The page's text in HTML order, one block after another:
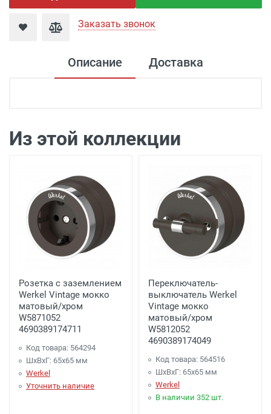
Заказать звонок
Описание Доставка
подъезда)
Доставка г. Калуга 100 рублей (самовывоз
Минимальная партия покупки
Минимальный заказ 2500 рублей.
Из этой коллекции
Розетка с заземлением
Werkel Vintage мокко
матовый/хром
W5871052
4690389174711
Код товара: 564294
ШхВхГ: 65x65 мм
Werkel
Уточнить наличие
Переключатель-
выключатель Werkel
Vintage мокко
матовый/хром
W5812052
4690389174049
Код товара: 564516
ШхВхГ: 65x65 мм
Werkel
В наличии 352 шт.